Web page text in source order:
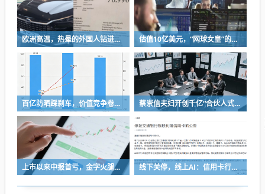
欧洲高温，热晕的外国人钻进中国新能源车里避暑 估值10亿美元，“网球女皇”的咖啡店要IPO了
百亿防晒踩刹车，价值竞争卷到“长寿科学” 蔡崇信夫妇开创千亿“合伙人式”分手
上市以来中报首亏，金字火腿能靠“追光”逆袭吗？ 线下关停，线上AI：信用卡行业的“退与进”